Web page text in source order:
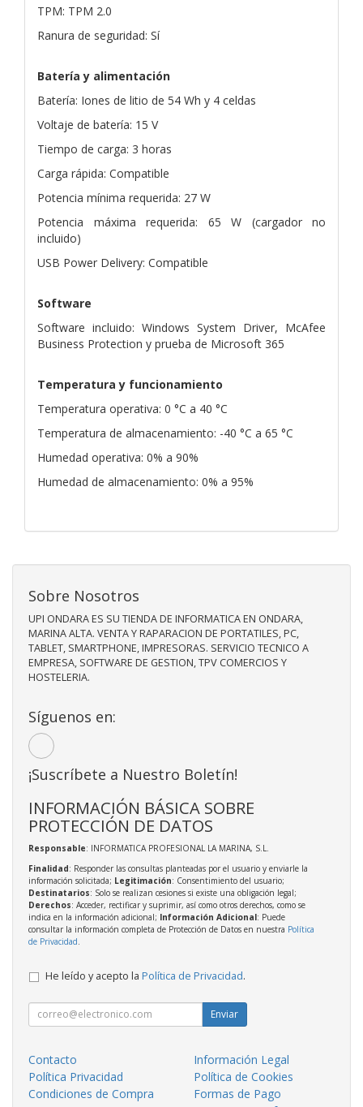
TPM: TPM 2.0
Ranura de seguridad: Sí
Batería y alimentación
Batería: Iones de litio de 54 Wh y 4 celdas
Voltaje de batería: 15 V
Tiempo de carga: 3 horas
Carga rápida: Compatible
Potencia mínima requerida: 27 W
Potencia máxima requerida: 65 W (cargador no
incluido)
USB Power Delivery: Compatible
Software
Software incluido: Windows System Driver, McAfee
Business Protection y prueba de Microsoft 365
Temperatura y funcionamiento
Temperatura operativa: 0 °C a 40 °C
Temperatura de almacenamiento: -40 °C a 65 °C
Humedad operativa: 0% a 90%
Humedad de almacenamiento: 0% a 95%
Sobre Nosotros
UPI ONDARA ES SU TIENDA DE INFORMATICA EN ONDARA,
MARINA ALTA. VENTA Y RAPARACION DE PORTATILES, PC,
TABLET, SMARTPHONE, IMPRESORAS. SERVICIO TECNICO A
EMPRESA, SOFTWARE DE GESTION, TPV COMERCIOS Y
HOSTELERIA.
Síguenos en:
¡Suscríbete a Nuestro Boletín!
INFORMACIÓN BÁSICA SOBRE
PROTECCIÓN DE DATOS
Responsable: INFORMATICA PROFESIONAL LA MARINA, S.L.
Finalidad: Responder las consultas planteadas por el usuario y enviarle la
información solicitada; Legitimación: Consentimiento del usuario;
Destinatarios: Solo se realizan cesiones si existe una obligación legal;
Derechos: Acceder, rectificar y suprimir, así como otros derechos, como se
indica en la información adicional; Información Adicional: Puede
consultar la información completa de Protección de Datos en nuestra Política
de Privacidad
He leído y acepto la Política de Privacidad.
Enviar
Contacto
Información Legal
Política Privacidad
Política de Cookies
Condiciones de Compra
Formas de Pago